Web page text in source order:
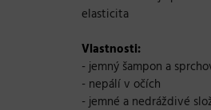
elasticita
Vlastnosti:
- jemný šampon a
- nepálí v očích
- jemné a nedráždivé